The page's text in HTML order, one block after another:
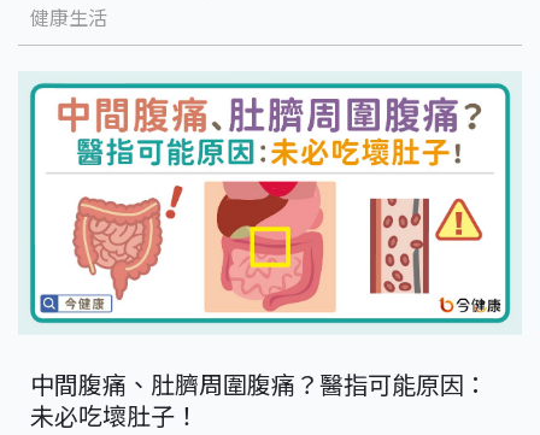
健康生活
中間腹痛、肚臍周圍腹痛？醫指可能原因：
未必吃壞肚子！